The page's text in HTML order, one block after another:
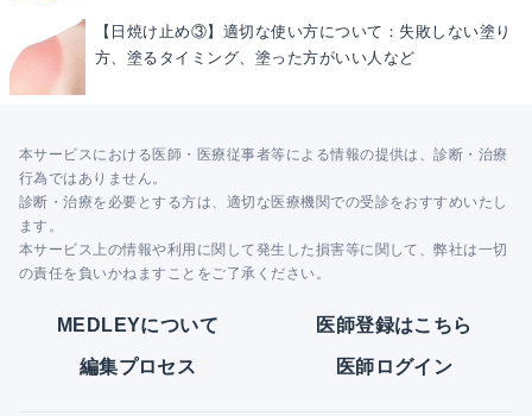
【日焼け止め③】適切な使い方について：失敗しない塗り
方、塗るタイミング、塗った方がいい人など
本サービスにおける医師・医療従事者等による情報の提供は、診断・治療
行為ではありません。
診断・治療を必要とする方は、適切な医療機関での受診をおすすめいたし
ます。
本サービス上の情報や利用に関して発生した損害等に関して、弊社は一切
の責任を負いかねますことをご了承ください。
MEDLEYについて 医師登録はこちら
編集プロセス 医師ログイン